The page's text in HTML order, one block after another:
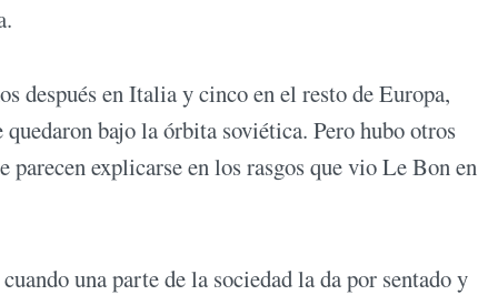
después en Italia y cinco en el resto de Europa,
bajo la órbita soviética. Pero hubo otros
explicarse en los rasgos que vio Le Bon en
una parte de la sociedad la da por sentado y